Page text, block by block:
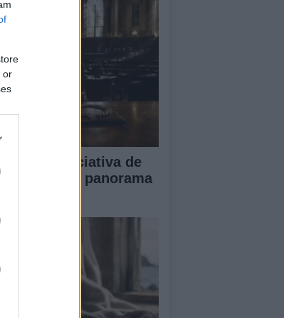
or
de la iniciativa de
Rufián en el panorama